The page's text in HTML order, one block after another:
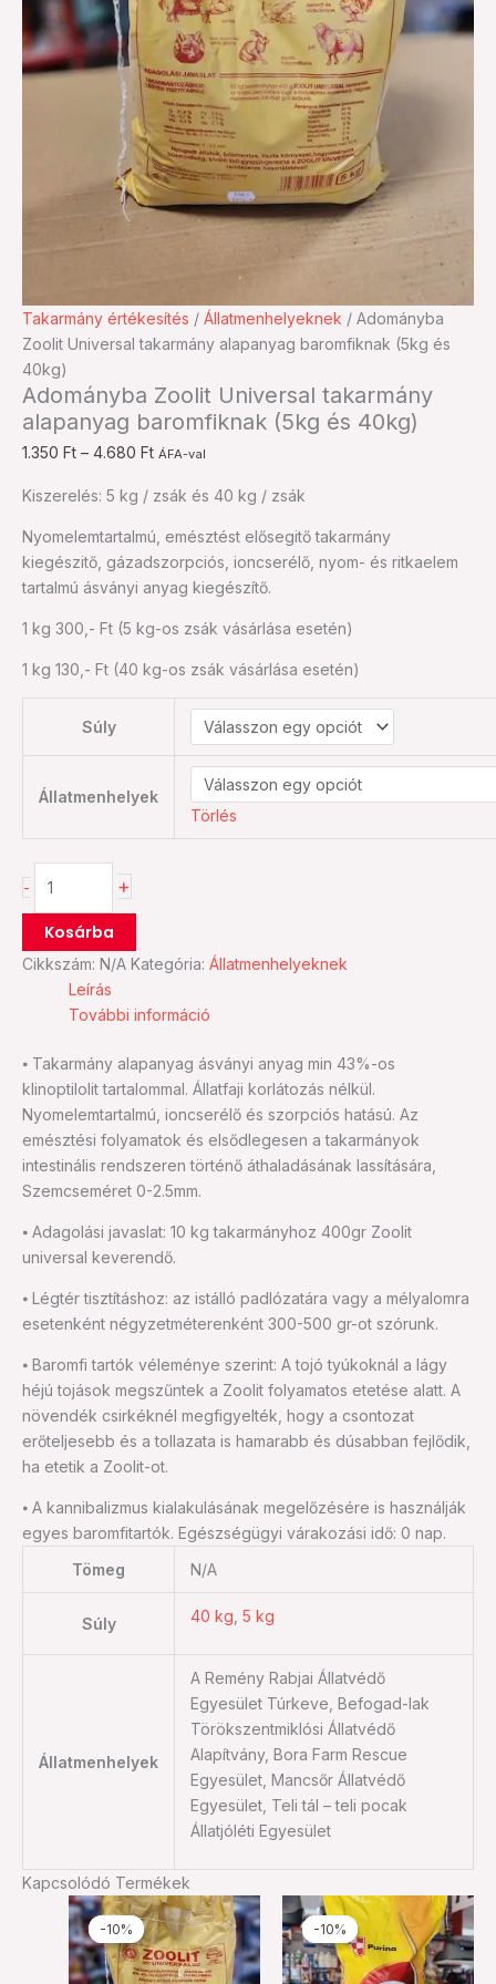
Takarmány értékesítés / Állatmenhelyeknek / Adományba
Zoolit Universal takarmány alapanyag baromfiknak (5kg és
40kg)
Adományba Zoolit Universal takarmány
alapanyag baromfiknak (5kg és 40kg)
1.350 Ft – 4.680 Ft
Ártartomány:
1.350 Ft
4.680 Ft
ÁFA-val
Kiszerelés: 5 kg / zsák és 40 kg / zsák
Nyomelemtartalmú, emésztést elősegitő takarmány
kiegészitő, gázadszorpciós, ioncserélő, nyom- és ritkaelem
tartalmú ásványi anyag kiegészítő.
1 kg 300,- Ft (5 kg-os zsák vásárlása esetén)
1 kg 130,- Ft (40 kg-os zsák vásárlása esetén)
Súly
Állatmenhelyek
Törlés
-
Adományba
Zoolit
Universal
takarmány
alapanyag
baromfiknak
és
mennyiség
+
Kosárba
Cikkszám: N/A Kategória: Állatmenhelyeknek
Leírás
További információ
⦁ Takarmány alapanyag ásványi anyag min 43%-os
klinoptilolit tartalommal. Állatfaji korlátozás nélkül.
Nyomelemtartalmú, ioncserélő és szorpciós hatású. Az
emésztési folyamatok és elsődlegesen a takarmányok
intestinális rendszeren történő áthaladásának lassítására,
Szemcseméret 0-2.5mm.
⦁ Adagolási javaslat: 10 kg takarmányhoz 400gr Zoolit
universal keverendő.
⦁ Légtér tisztításhoz: az istálló padlózatára vagy a mélyalomra
esetenként négyzetméterenként 300-500 gr-ot szórunk.
⦁ Baromfi tartók véleménye szerint: A tojó tyúkoknál a lágy
héjú tojások megszűntek a Zoolit folyamatos etetése alatt. A
növendék csirkéknél megfigyelték, hogy a csontozat
erőteljesebb és a tollazata is hamarabb és dúsabban fejlődik,
ha etetik a Zoolit-ot.
⦁ A kannibalizmus kialakulásának megelőzésére is használják
egyes baromfitartók. Egészségügyi várakozási idő: 0 nap.
Tömeg
N/A
Súly 40 kg 5 kg
Állatmenhelyek
A Remény Rabjai Állatvédő
Egyesület Túrkeve, Befogad-lak
Törökszentmiklósi Állatvédő
Alapítvány, Bora Farm Rescue
Egyesület, Mancsőr Állatvédő
Egyesület, Teli tál – teli pocak
Állatjóléti Egyesület
Kapcsolódó Termékek
-10%
-10%
Ártartomány:
1.350 Ft
-
4.680 Ft
Ennek
a
terméknek
-10%
-10%
Original
price
was:
11.200 Ft.
Current
price
is:
10.080
Ennek
a